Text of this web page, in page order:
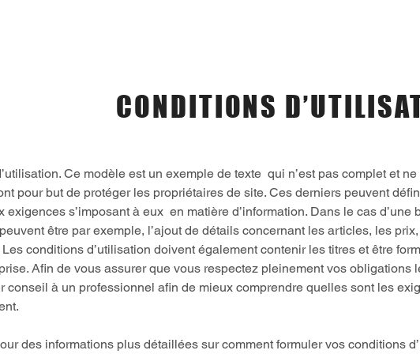
CONDITIONS
Ce modèle est un exemple de texte qui n’est pas complet et
pour but de protéger les propriétaires de site. Ces derniers peuvent
exigences s’imposant à eux en matière d’information. Dans le cas
être par exemple, l’ajout de détails concernant les articles, les
Les conditions d’utilisation doivent également contenir les titres et être
Afin de vous assurer que vous respectez pleinement vos
conseil à un professionnel afin de mieux comprendre quelles sont les
des informations plus détaillées sur comment formuler vos conditions